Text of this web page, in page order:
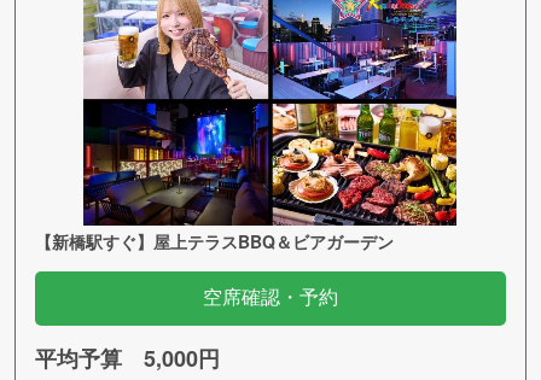
【新橋駅すぐ】屋上テラスBBQ＆ビアガーデン
空席確認・予約
平均予算 5,000円